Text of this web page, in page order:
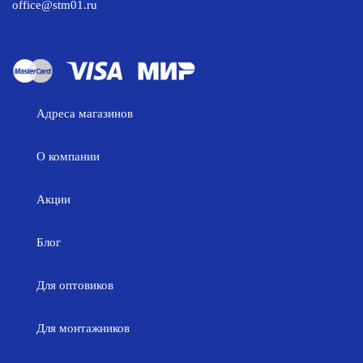
office@stm01.ru
Адреса магазинов
О компании
Акции
Блог
Для оптовиков
Для монтажников